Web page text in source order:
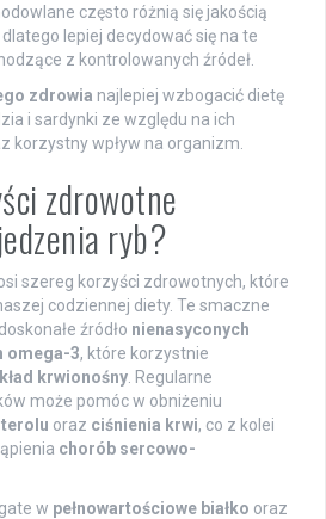
często różnią się jakością
lepiej decydować się na te
z kontrolowanych źródeł.
zdrowia najlepiej wzbogacić dietę
i sardynki ze względu na ich
korzystny wpływ na organizm.
zdrowotne
ryb?
szereg korzyści zdrowotnych, które
codziennej diety. Te smaczne
źródło nienasyconych
omega-3, które korzystnie
krwionośny . Regularne
może pomóc w obniżeniu
oraz ciśnienia krwi, co z kolei
chorób sercowo-
w pełnowartościowe białko oraz